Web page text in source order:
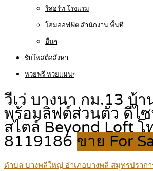
รีสอร์ท โรงแรม
โฮมออฟฟิต สำนักงาน พื้นที่
อื่นๆ
รับโพสต์อสังหา
หวยฟรี หวยแม่นๆ
วีเว่ บางนา กม.13 บ้
พร้อมลิฟต์ส่วนตัว ดีไ
สไตล์ Beyond Loft โ
8119186 ขาย For
ตำบล บางพลีใหญ่ อำเภอบางพลี สมุทรปราก